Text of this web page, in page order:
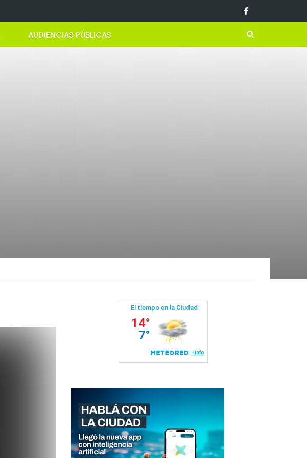
AUDIENCIAS PÚBLICAS